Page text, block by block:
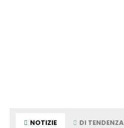
NOTIZIE DI TENDENZA